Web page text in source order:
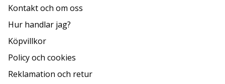
Kontakt och om oss
Hur handlar jag?
Köpvillkor
Policy och cookies
Reklamation och retur